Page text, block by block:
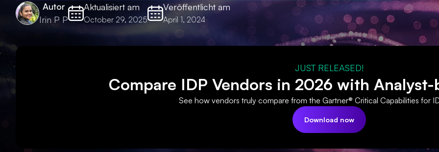
Autor
Irin P P
Aktualisiert am
October 29, 2025
Veröffentlicht am
April 1, 2024
JUST RELEASED!
Compare IDP Vendors in 2026 with
See how vendors truly compare from the Gartner® Critical Capabilities for
Download now